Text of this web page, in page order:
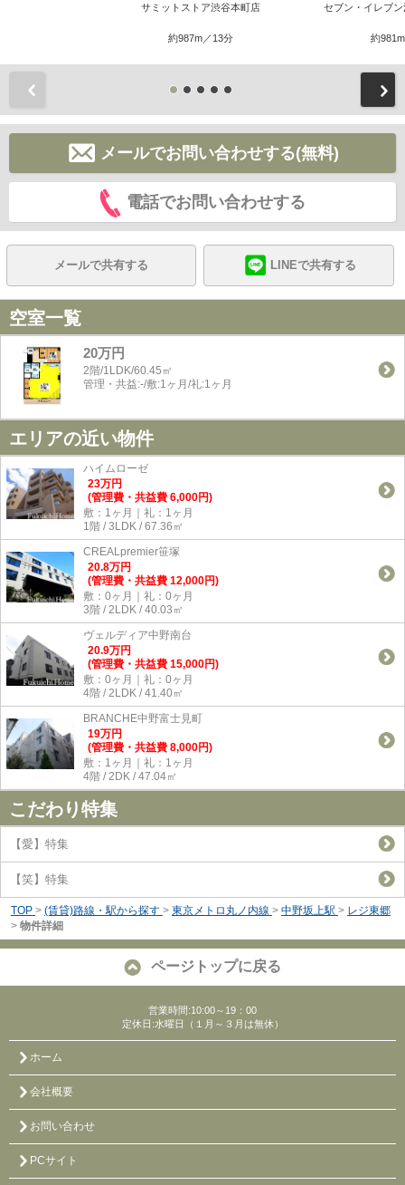
サミットストア渋谷本町店
約987m／13分
セブン・イレブ
約
メールでお問い合わせする(無料)
電話でお問い合わせする
メールで共有する LINEで共有する
空室一覧
20万円
2階/1LDK/60.45㎡
管理・共益:-/敷:1ヶ月/礼:1ヶ月
エリアの近い物件
ハイムローゼ
23万円
(管理費・共益費 6,000円)
敷：1ヶ月｜礼：1ヶ月
1階 / 3LDK / 67.36㎡
CREALpremier笹塚
20.8万円
(管理費・共益費 12,000円)
敷：0ヶ月｜礼：0ヶ月
3階 / 2LDK / 40.03㎡
ヴェルディア中野南台
20.9万円
(管理費・共益費 15,000円)
敷：0ヶ月｜礼：0ヶ月
4階 / 2LDK / 41.40㎡
BRANCHE中野富士見町
19万円
(管理費・共益費 8,000円)
敷：1ヶ月｜礼：1ヶ月
4階 / 2DK / 47.04㎡
こだわり特集
【愛】特集
【笑】特集
TOP > (賃貸)路線・駅から探す > 東京メトロ丸ノ内線 > 中野坂上駅 > レジ東郷
> 物件詳細
ページトップに戻る
営業時間:10:00～19：00
定休日:水曜日（１月～３月は無休）
ホーム
会社概要
お問い合わせ
PCサイト